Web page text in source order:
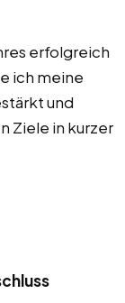
erfolgreich
ich meine
und
Ziele in kurzer